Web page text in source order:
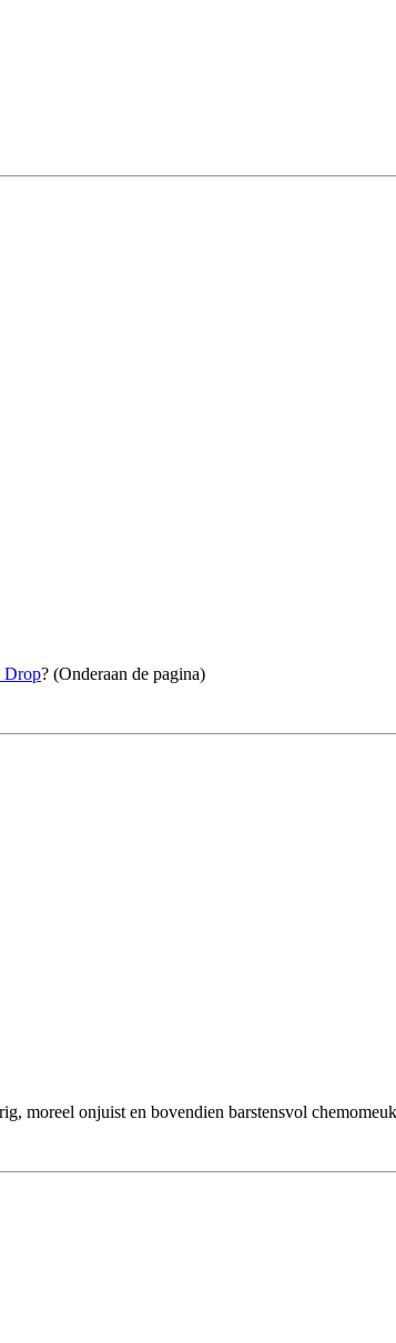
Drop? (Onderaan de pagina)
moreel onjuist en bovendien barstensvol